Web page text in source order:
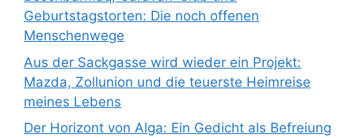
Geburtstagstorten: Die noch offenen
Menschenwege
Aus der Sackgasse wird wieder ein Projekt:
Mazda, Zollunion und die teuerste Heimreise
meines Lebens
Der Horizont von Alga: Ein Gedicht als Befreiung